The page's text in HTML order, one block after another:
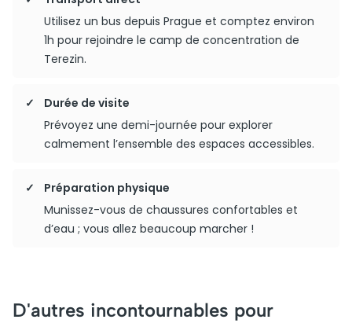
Utilisez un bus depuis Prague et comptez environ
1h pour rejoindre le camp de concentration de
Terezin.
Durée de visite
Prévoyez une demi-journée pour explorer
calmement l’ensemble des espaces accessibles.
Préparation physique
Munissez-vous de chaussures confortables et
d’eau ; vous allez beaucoup marcher !
D'autres incontournables pour